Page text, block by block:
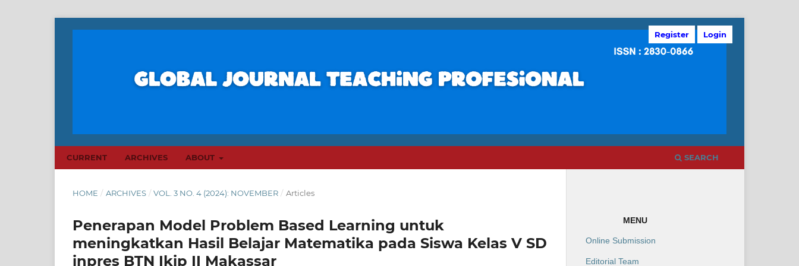
CURRENT ARCHIVES ABOUT SEARCH
Register Login
HOME / ARCHIVES / VOL. 3 NO. 4 (2024): NOVEMBER / Articles
Penerapan Model Problem Based Learning untuk
meningkatkan Hasil Belajar Matematika pada Siswa Kelas V SD
inpres BTN Ikip II Makassar
MENU
Online Submission
Editorial Team